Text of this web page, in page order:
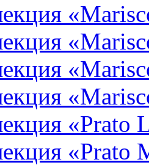
«Prato
«Prato